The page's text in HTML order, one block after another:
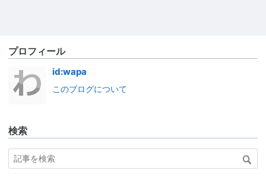
プロフィール
id:wapa
このブログについて
検索